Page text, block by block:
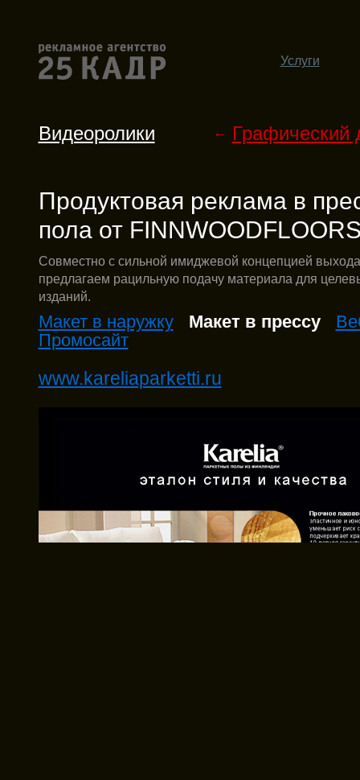
Услуги
Видеоролики ← Графический
Продуктовая реклама в
пола от
Совместно с сильной имиджевой концепцией
предлагаем рацильную подачу материала для
изданий.
Макет в наружку Макет в прессу
Промосайт
www.kareliaparketti.ru